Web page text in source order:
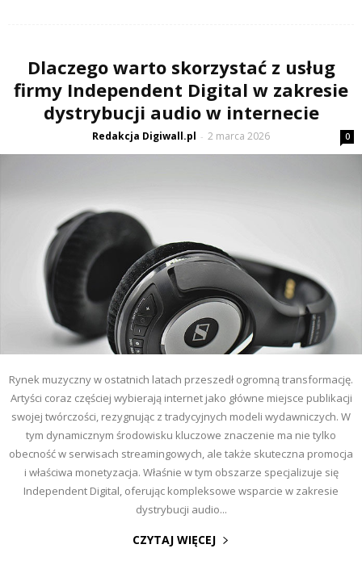
Dlaczego warto skorzystać z usług
firmy Independent Digital w zakresie
dystrybucji audio w internecie
Redakcja Digiwall.pl - 2 marca 2026 0
Rynek muzyczny w ostatnich latach przeszedł ogromną transformację.
Artyści coraz częściej wybierają internet jako główne miejsce publikacji
swojej twórczości, rezygnując z tradycyjnych modeli wydawniczych. W
tym dynamicznym środowisku kluczowe znaczenie ma nie tylko
obecność w serwisach streamingowych, ale także skuteczna promocja
i właściwa monetyzacja. Właśnie w tym obszarze specjalizuje się
Independent Digital, oferując kompleksowe wsparcie w zakresie
dystrybucji audio...
CZYTAJ WIĘCEJ